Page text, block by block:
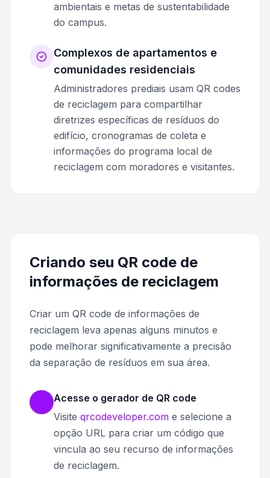
ambientais e metas de sustentabilidade
do campus.
Complexos de apartamentos e
comunidades residenciais
Administradores prediais usam QR codes
de reciclagem para compartilhar
diretrizes específicas de resíduos do
edifício, cronogramas de coleta e
informações do programa local de
reciclagem com moradores e visitantes.
Criando seu QR code de
informações de reciclagem
Criar um QR code de informações de
reciclagem leva apenas alguns minutos e
pode melhorar significativamente a precisão
da separação de resíduos em sua área.
Acesse o gerador de QR code
Visite qrcodeveloper.com e selecione a
opção URL para criar um código que
vincula ao seu recurso de informações
de reciclagem.